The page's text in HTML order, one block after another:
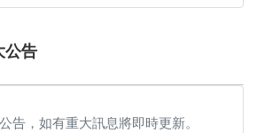
公告
告，如有重大訊息將即時更新。